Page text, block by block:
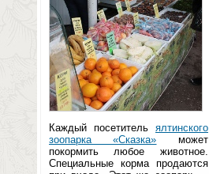
Каждый посетитель ялтинского
зоопарка «Сказка» может
покормить любое животное.
Специальные корма продаются